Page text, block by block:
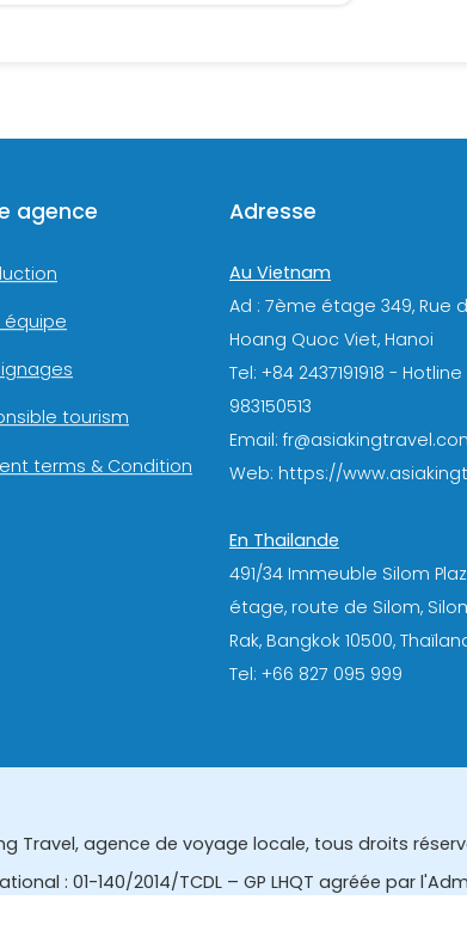
agence
équipe
tourism
terms & Condition
Adresse
Au Vietnam
Ad : 7ème étage 349, Rue
Hoang Quoc Viet, Hanoi
Tel: +84 2437191918 -
983150513
Email:
Web: https://
En Thailande
491/34 Immeuble Silom
étage, route de Silom,
Rak, Bangkok 10500,
Tel: +66 827 095 999
Travel, agence de voyage locale, tous droits
: 01-140/2014/TCDL – GP LHQT agréée par